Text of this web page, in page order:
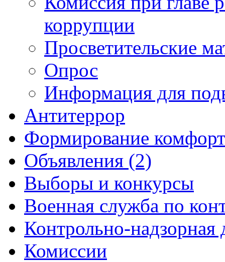
коррупции
Просветительские
Опрос
Информация для
Антитеррор
Формирование
Объявления (2)
Выборы и конкурсы
Военная служба по
Контрольно-надзорная
Комиссии